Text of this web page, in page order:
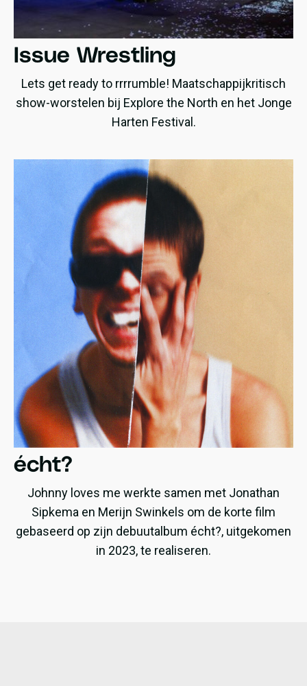
Issue Wrestling
Lets get ready to rrrrumble! Maatschappijkritisch
show-worstelen bij Explore the North en het Jonge
Harten Festival.
écht?
Johnny loves me werkte samen met Jonathan
Sipkema en Merijn Swinkels om de korte film
gebaseerd op zijn debuutalbum écht?, uitgekomen
in 2023, te realiseren.